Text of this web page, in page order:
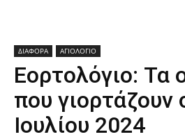
ΔΙΑΦΟΡΑ ΑΓΙΟΛΟΓΙΟ
Εορτολόγιο: Τα
που γιορτάζουν
Ιουλίου 2024